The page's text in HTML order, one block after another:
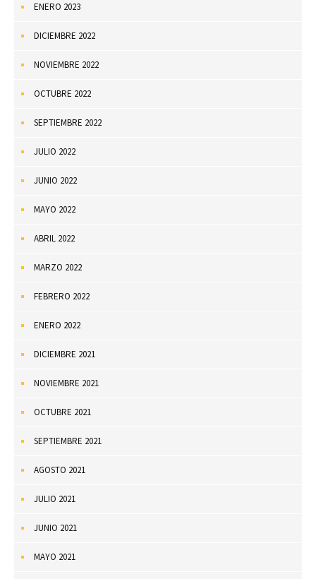
ENERO 2023
DICIEMBRE 2022
NOVIEMBRE 2022
OCTUBRE 2022
SEPTIEMBRE 2022
JULIO 2022
JUNIO 2022
MAYO 2022
ABRIL 2022
MARZO 2022
FEBRERO 2022
ENERO 2022
DICIEMBRE 2021
NOVIEMBRE 2021
OCTUBRE 2021
SEPTIEMBRE 2021
AGOSTO 2021
JULIO 2021
JUNIO 2021
MAYO 2021